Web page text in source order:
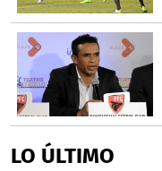
LO ÚLTIMO